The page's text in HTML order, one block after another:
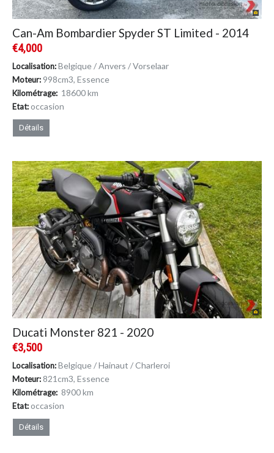
Can-Am Bombardier Spyder ST Limited - 2014
€4,000
Localisation:Belgique / Anvers / Vorselaar
Moteur: 998cm3, Essence
Kilométrage: 18600 km
Etat:occasion
Détails
Ducati Monster 821 - 2020
€3,500
Localisation:Belgique / Hainaut / Charleroi
Moteur:821cm3, Essence
Kilométrage: 8900 km
Etat:occasion
Détails